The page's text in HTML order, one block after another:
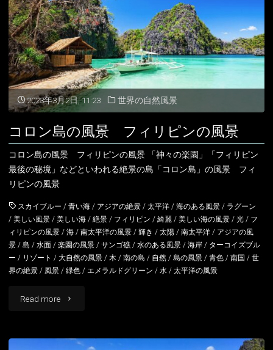
風
景"
ト
ヒ
ル
ズ
ィ
リ
ン
の
風
2023年3月2日, 11:23 世界の自然風景
コロン島の風景 フィリピンの風景
コロン島の風景 フィリピンの風景 「神々の楽園」「フィリピン
最後の秘境」などといわれる絶景の島「コロン島」の風景 フィ
リピンの風景
スカイブルー /青い海 / アジアの絶景 /太平洋 /海のある風景 / ラグーン
/美しい風景 /美しい海 /絶景 / フィリピン /綺麗 /美しい海の風景 /光 / フ
ィリピンの風景 /海 /南太平洋の風景 /輝き /太陽 /南太平洋 / アジアの風
景 /島 /水面 /楽園の風景 /サンゴ礁 /水のある風景 /海岸 / ターコイズブル
ー / リゾート /大自然の風景 /木 /南の島 / 自然 /島の風景 /青色 /南国 /世
界の絶景 / 風景 /緑色 /エメラルドグリーン /水 /太平洋の風景
Read more "コ